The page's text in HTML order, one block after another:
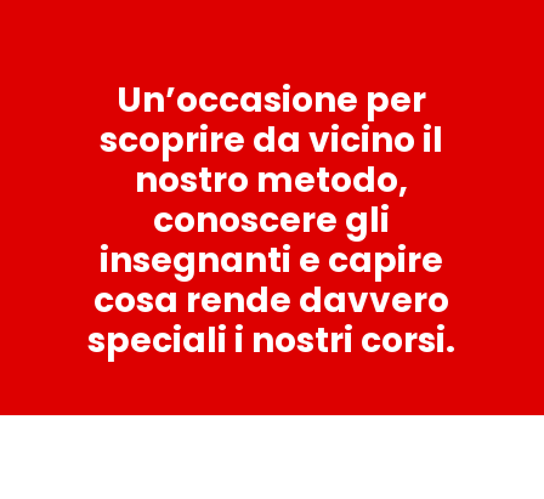
Un’occasione per
scoprire da vicino il
nostro metodo,
conoscere gli
insegnanti e capire
cosa rende davvero
speciali i nostri corsi.